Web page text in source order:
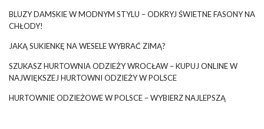
dostępnych w Butiku online oraz wskazówki, jak je stylizować,
aby tworzyć modne i komfortowe looki na …
BLUZY DAMSKIE W MODNYM STYLU – ODKRYJ ŚWIETNE FASONY NA
CHŁODY!
JAKĄ SUKIENKĘ NA WESELE WYBRAĆ ZIMĄ?
SZUKASZ HURTOWNIA ODZIEŻY WROCŁAW – KUPUJ ONLINE W
NAJWIĘKSZEJ HURTOWNI ODZIEŻY W POLSCE
HURTOWNIE ODZIEŻOWE W POLSCE – WYBIERZ NAJLEPSZĄ